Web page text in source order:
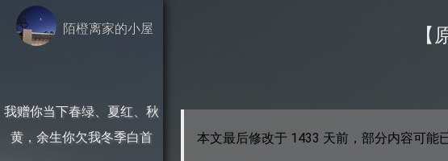
陌橙离家的小屋
我赠你当下春绿、夏红、秋
黄，余生你欠我冬季白首
本文最后修改于 1433 天前，部分内容可能